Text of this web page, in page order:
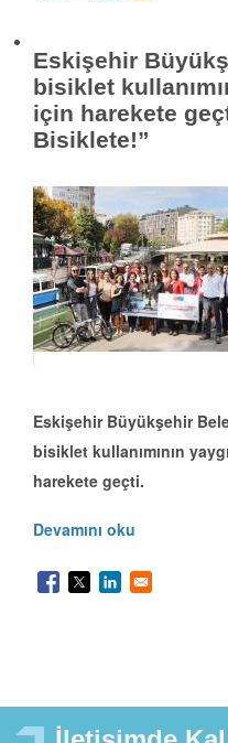
Eskişehir
bisiklet
için harekete
Bisiklete!”
Eskişehir Büyükşehir
bisiklet kullanımının
harekete geçti.
Devamını oku